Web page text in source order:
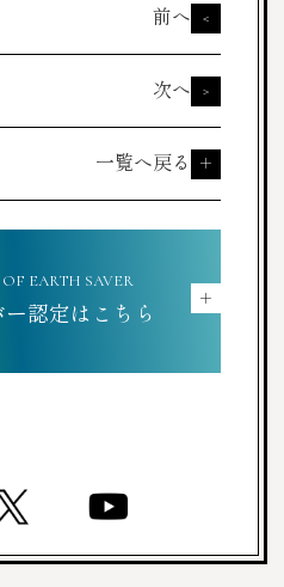
前へ <
次へ >
一覧へ戻る ＋
EARTH SAVER
認定はこちら
＋